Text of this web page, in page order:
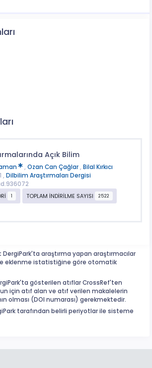
Açık Bilim
, Ozan Can Çağlar, Bilal Kırkıcı
, Dilbilim Araştırmaları Dergisi
1 TOPLAM İNDİRİLME SAYISI 2522
DergiPark'ta araştırma yapan araştırmacılar
eklenme istatistiğine göre otomatik
gösterilen atıflar CrossRef'ten
için atıf alan ve atıf verilen makalelerin
olması (DOI numarası) gerekmektedir.
tarafından belirli periyotlar ile sisteme